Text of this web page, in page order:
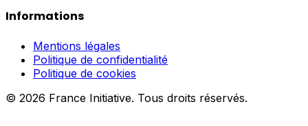
Informations
Mentions légales
Politique de confidentialité
Politique de cookies
© 2026 France Initiative. Tous droits réservés.